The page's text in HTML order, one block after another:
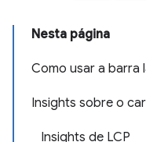
Nesta página
Como usar a barra
Insights sobre o
Insights de LCP